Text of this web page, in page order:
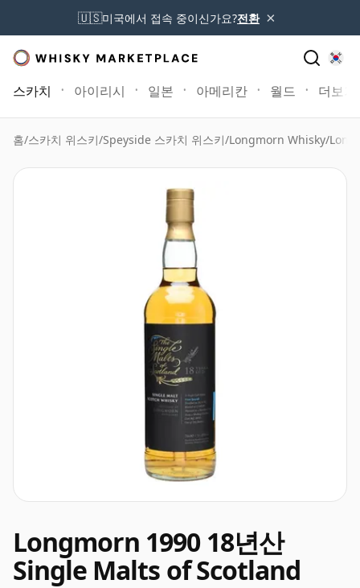
🇺🇸미국에서 접속 중이신가요?전환 ×
스카치 아이리시 일본 아메리칸 월드 더보기
홈/스카치 위스키/Speyside 스카치 위스키/Longmorn Whisky/
Longmorn 1990 18년산
Single Malts of Scotland